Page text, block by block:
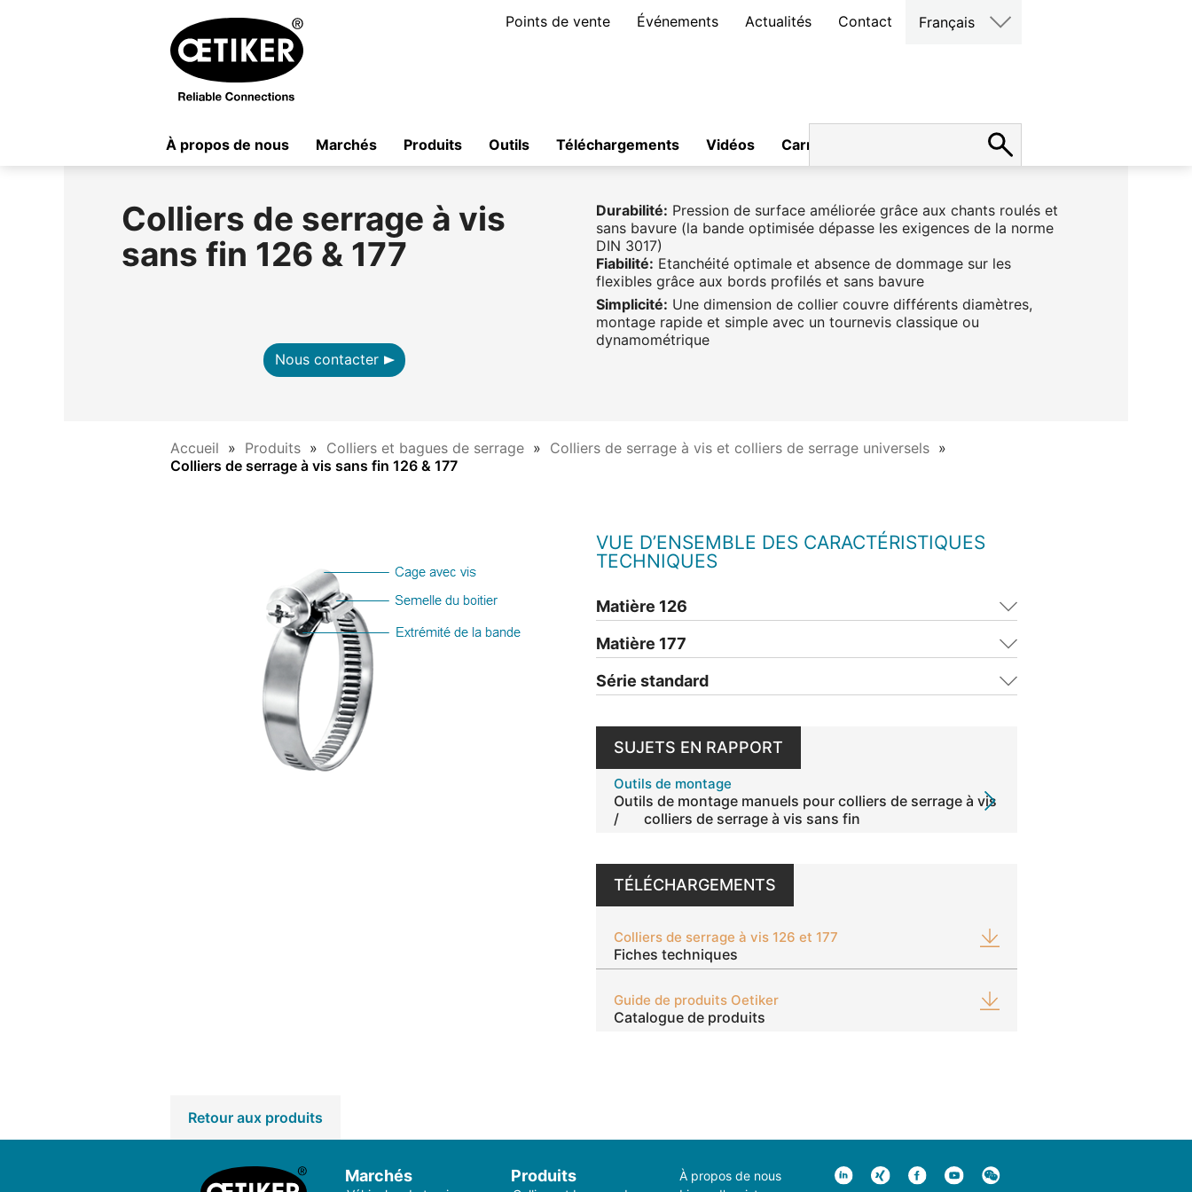
Points de vente Événements Actualités Contact Français
À propos de nous Marchés Produits Outils Téléchargements Vidéos Carrières
Colliers de serrage à vis
sans fin 126 & 177
Nous contacter
Durabilité: Pression de surface améliorée grâce aux chants roulés et
sans bavure (la bande optimisée dépasse les exigences de la norme
DIN 3017)
Fiabilité: Etanchéité optimale et absence de dommage sur les
flexibles grâce aux bords profilés et sans bavure
Simplicité: Une dimension de collier couvre différents diamètres,
montage rapide et simple avec un tournevis classique ou
dynamométrique
Accueil Produits Colliers et bagues de serrage
Colliers de serrage à vis et colliers de serrage universels
Colliers de serrage à vis sans fin 126 & 177
VUE D’ENSEMBLE DES CARACTÉRISTIQUES
TECHNIQUES
Matière 126
Matière 177
Série standard
SUJETS EN RAPPORT
Outils de montage
Outils de montage manuels pour colliers de serrage à vis
/ colliers de serrage à vis sans fin
TÉLÉCHARGEMENTS
Colliers de serrage à vis 126 et 177
Fiches techniques
Guide de produits Oetiker
Catalogue de produits
Retour aux produits
Marchés Produits
À propos de nous